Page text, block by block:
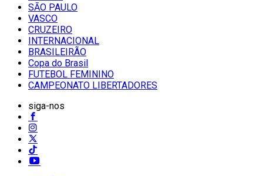
SĀO PAULO
VASCO
CRUZEIRO
INTERNACIONAL
BRASILEIRÃO
Copa do Brasil
FUTEBOL FEMININO
CAMPEONATO LIBERTADORES
siga-nos